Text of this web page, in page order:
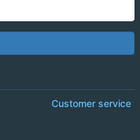
Customer service